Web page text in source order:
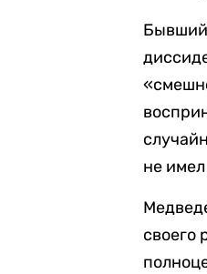
Бывший
не
своего